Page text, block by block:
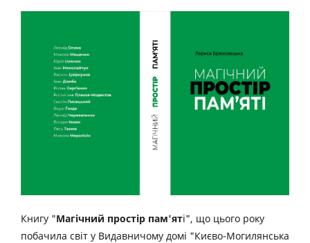
Книгу "Магічний простір пам'яті", що цього року
побачила світ у Видавничому домі "Києво-Могилянська